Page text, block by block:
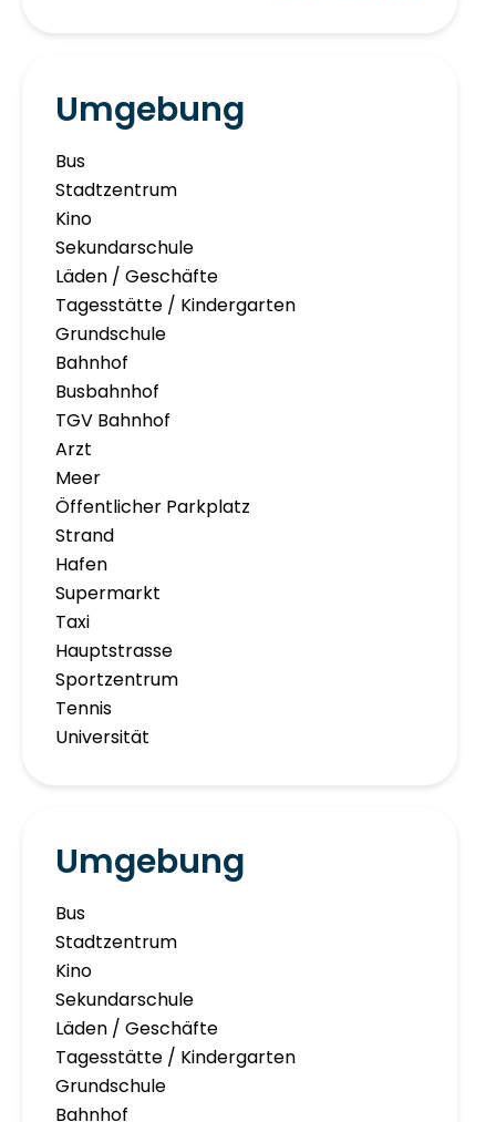
Umgebung
Bus
Stadtzentrum
Kino
Sekundarschule
Läden / Geschäfte
Tagesstätte / Kindergarten
Grundschule
Bahnhof
Busbahnhof
TGV Bahnhof
Arzt
Meer
Öffentlicher Parkplatz
Strand
Hafen
Supermarkt
Taxi
Hauptstrasse
Sportzentrum
Tennis
Universität
Umgebung
Bus
Stadtzentrum
Kino
Sekundarschule
Läden / Geschäfte
Tagesstätte / Kindergarten
Grundschule
Bahnhof